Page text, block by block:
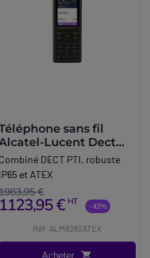
sans fil
Lucent Dect
8262 ATEX
Combiné DECT PTI, robuste
IP65 et ATEX
€
1123,95 € HT -43%
Réf: ALM8262ATEX
Acheter